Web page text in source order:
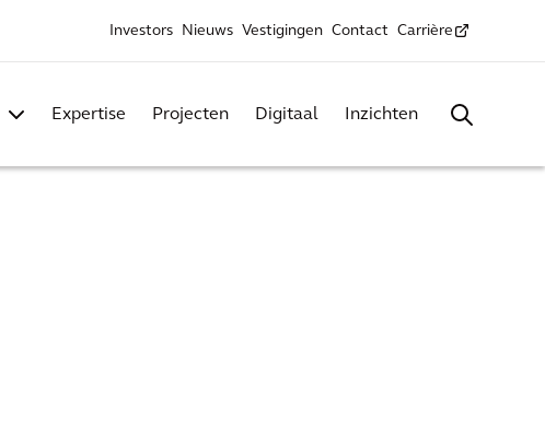
Investors Nieuws Vestigingen Contact Carrière
Expertise Projecten Digitaal Inzichten